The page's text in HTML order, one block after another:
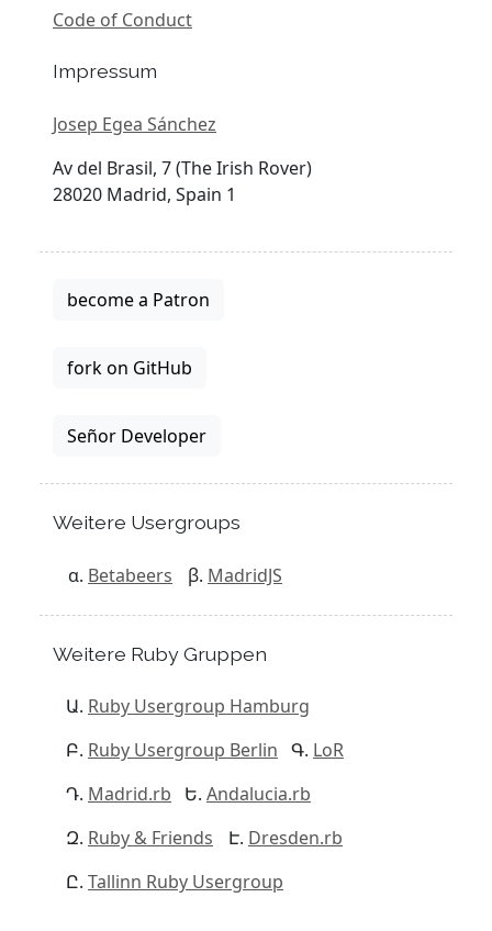
Code of Conduct
Impressum
Josep Egea Sánchez
Av del Brasil, 7 (The Irish Rover)
28020 Madrid, Spain 1
become a Patron
fork on GitHub
Señor Developer
Weitere Usergroups
Betabeers MadridJS
Weitere Ruby Gruppen
Ruby Usergroup Hamburg
Ruby Usergroup Berlin
LoR
Madrid.rb
Andalucia.rb
Ruby & Friends
Dresden.rb
Tallinn Ruby Usergroup